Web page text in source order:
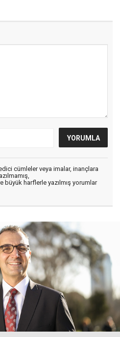
cümleler veya imalar, inançlara
büyük harflerle yazılmış yorumlar